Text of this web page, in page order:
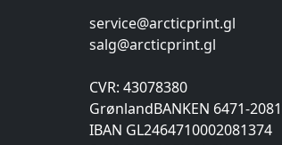
service@arcticprint.gl
salg@arcticprint.gl
CVR: 43078380
GrønlandBANKEN 6471-
IBAN GL2464710002081374